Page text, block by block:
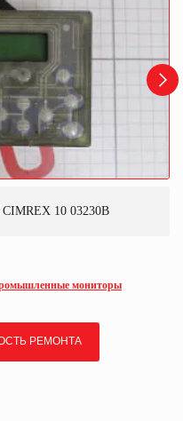
CIMREX 10 03230B
мониторы
РЕМОНТА